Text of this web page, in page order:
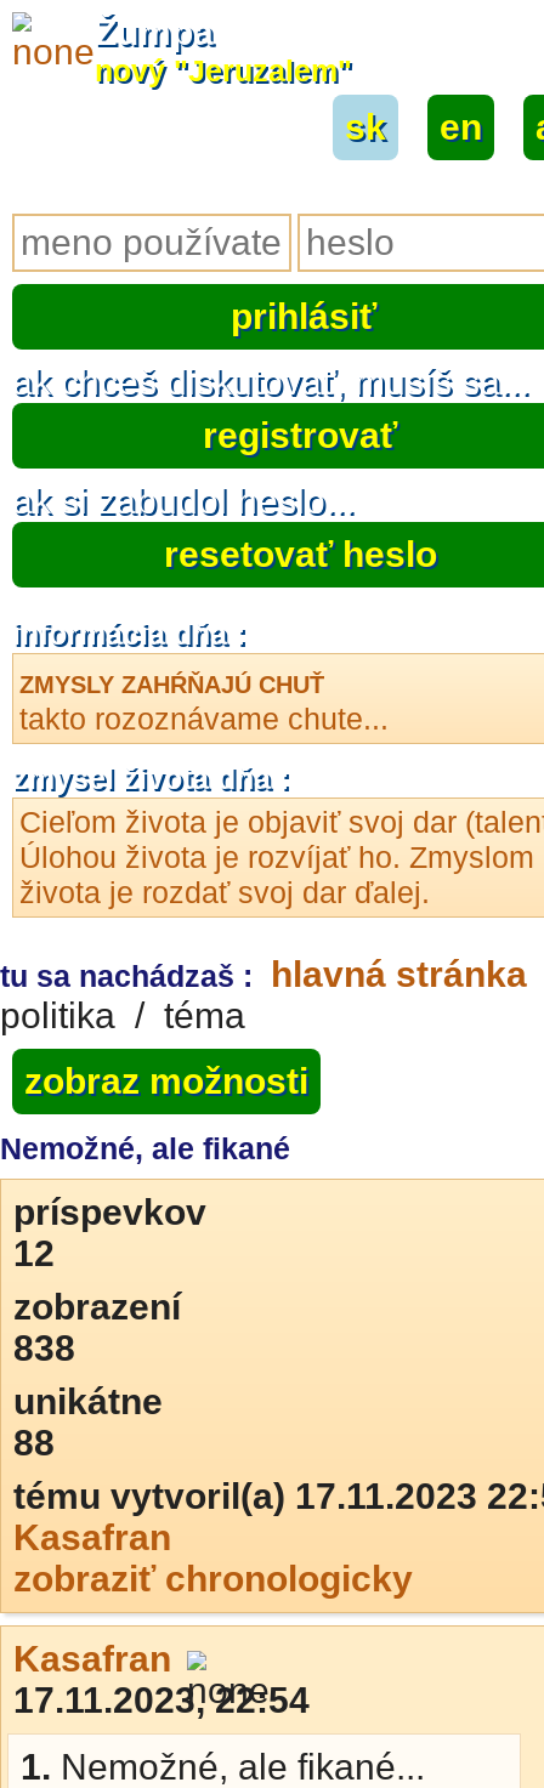
Žumpa
nový "Jeruzalem"
sk en
ak chceš diskutovať, musíš sa...
registrovať
ak si zabudol heslo...
resetovať heslo
informácia dňa :
ZMYSLY ZAHŔŇAJÚ CHUŤ
takto rozoznávame chute...
zmysel života dňa :
Cieľom života je objaviť svoj dar
Úlohou života je rozvíjať ho. Zmyslom
života je rozdať svoj dar ďalej.
tu sa nachádzaš : hlavná stránka
politika / téma
zobraz možnosti
Nemožné, ale fikané
príspevkov
12
zobrazení
838
unikátne
88
tému vytvoril(a) 17.11.2023
Kasafran
zobraziť chronologicky
Kasafran
17.11.2023, 22:54
1. Nemožné, ale fikané...